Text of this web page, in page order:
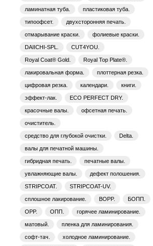
ламинатная туба. пластиковая туба.
типоофсет. двухсторонняя печать.
отмарывание краски. фолиевые краски.
DAIICHI-SPL. CUT4YOU.
Royal Coat® Gold. Royal Top Plate®.
лакировальная форма. плоттерная резка.
цифровая резка. календари. книги.
эффект-лак. ECO PERFECT DRY.
красочные валы. офсетная печать.
очиститель.
средство для глубокой очистки. Delta.
валы для печатной машины.
гибридная печать. печатные валы.
увлажняющие валы. дефект полошения.
STRIPCOAT. STRIPCOAT-UV.
сплошное лакирование. BOPP. БОПП.
OPP. ОПП. горячее ламинирование.
матовый. пленка для ламинирования.
софт-тач. холодное ламинирование.